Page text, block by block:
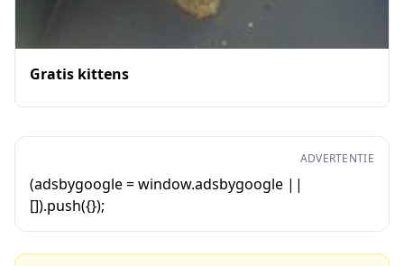
Gratis kittens
ADVERTENTIE
(adsbygoogle = window.adsbygoogle ||
[]).push({});